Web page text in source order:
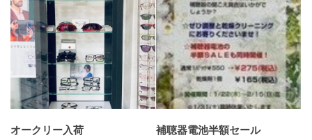
オークリー入荷 補聴器電池半額セール